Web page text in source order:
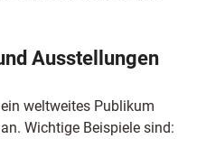
Ausstellungen
weltweites Publikum
Wichtige Beispiele sind: